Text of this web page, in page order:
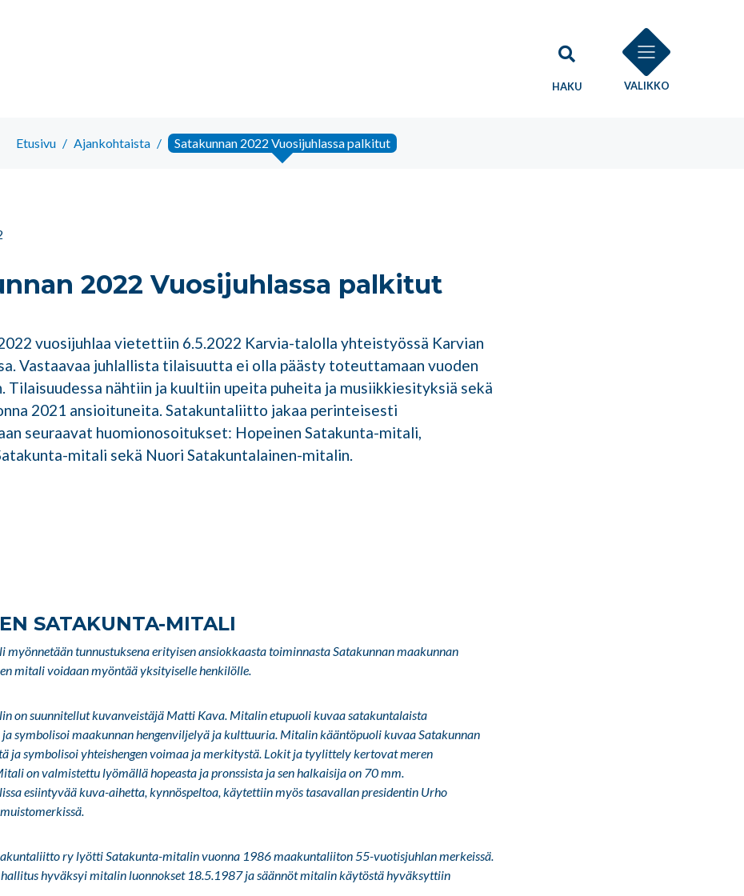
HAKU VALIKKO
Etusivu / Ajankohtaista / Satakunnan 2022 Vuosijuhlassa palkitut
2022 Vuosijuhlassa palkitut
vuosijuhlaa vietettiin 6.5.2022 Karvia-talolla yhteistyössä Karvian
Vastaavaa juhlallista tilaisuutta ei olla päästy toteuttamaan vuoden
Tilaisuudessa nähtiin ja kuultiin upeita puheita ja musiikkiesityksiä sekä
2021 ansioituneita. Satakuntaliitto jakaa perinteisesti
seuraavat huomionosoitukset: Hopeinen Satakunta-mitali,
mitali sekä Nuori Satakuntalainen-mitalin.
SATAKUNTA-MITALI
myönnetään tunnustuksena erityisen ansiokkaasta toiminnasta Satakunnan maakunnan
mitali voidaan myöntää yksityiselle henkilölle.
on suunnitellut kuvanveistäjä Matti Kava. Mitalin etupuoli kuvaa satakuntalaista
symbolisoi maakunnan hengenviljelyä ja kulttuuria. Mitalin kääntöpuoli kuvaa Satakunnan
ja symbolisoi yhteishengen voimaa ja merkitystä. Lokit ja tyylittely kertovat meren
on valmistettu lyömällä hopeasta ja pronssista ja sen halkaisija on 70 mm.
esiintyvää kuva-aihetta, kynnöspeltoa, käytettiin myös tasavallan presidentin Urho
ry lyötti Satakunta-mitalin vuonna 1986 maakuntaliiton 55-vuotisjuhlan merkeissä.
hyväksyi mitalin luonnokset 18.5.1987 ja säännöt mitalin käytöstä hyväksyttiin